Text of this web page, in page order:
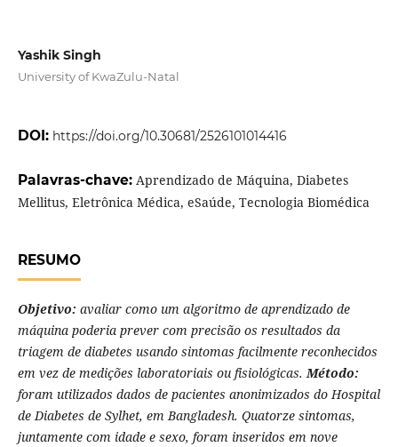
Yashik Singh
University of KwaZulu-Natal
DOI: https://doi.org/10.30681/2526101014416
Palavras-chave: Aprendizado de Máquina, Diabetes
Mellitus, Eletrônica Médica, eSaúde, Tecnologia Biomédica
RESUMO
Objetivo: avaliar como um algoritmo de aprendizado de
máquina poderia prever com precisão os resultados da
triagem de diabetes usando sintomas facilmente reconhecidos
em vez de medições laboratoriais ou fisiológicas.Método:
foram utilizados dados de pacientes anonimizados do Hospital
de Diabetes de Sylhet, em Bangladesh. Quatorze sintomas,
juntamente com idade e sexo, foram inseridos em nove